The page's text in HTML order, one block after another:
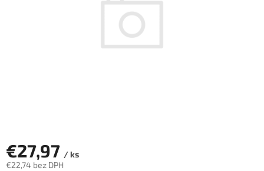
€27,97 / ks
€22,74 bez DPH